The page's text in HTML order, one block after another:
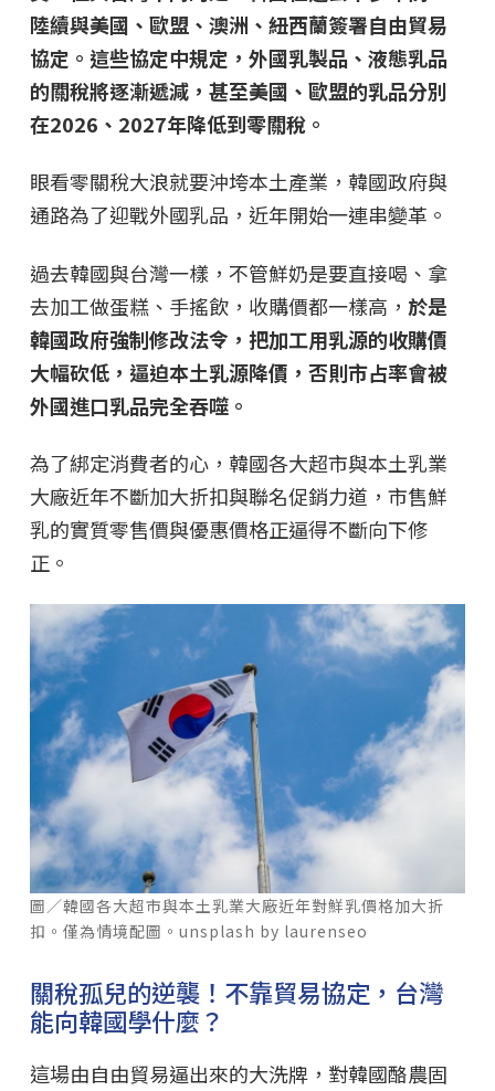
陸續與美國、歐盟、澳洲、紐西蘭簽署自由貿易
協定。這些協定中規定，外國乳製品、液態乳品
的關稅將逐漸遞減，甚至美國、歐盟的乳品分別
在2026、2027年降低到零關稅。
眼看零關稅大浪就要沖垮本土產業，韓國政府與
通路為了迎戰外國乳品，近年開始一連串變革。
過去韓國與台灣一樣，不管鮮奶是要直接喝、拿
去加工做蛋糕、手搖飲，收購價都一樣高， 於是
韓國政府強制修改法令，把加工用乳源的收購價
大幅砍低，逼迫本土乳源降價，否則市占率會被
外國進口乳品完全吞噬。
為了綁定消費者的心，韓國各大超市與本土乳業
大廠近年不斷加大折扣與聯名促銷力道，市售鮮
乳的實質零售價與優惠價格正逼得不斷向下修
正。
圖／韓國各大超市與本土乳業大廠近年對鮮乳價格加大折
扣。僅為情境配圖。unsplash by laurenseo
關稅孤兒的逆襲！不靠貿易協定，台灣
能向韓國學什麼？
這場由自由貿易逼出來的大洗牌，對韓國酪農固